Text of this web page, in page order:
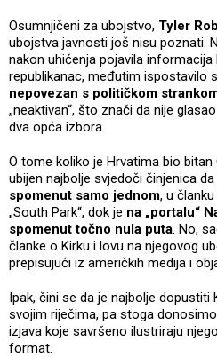
Osumnjičeni za ubojstvo, Tyler
ubojstva javnosti još nisu poznati.
nakon uhićenja pojavila
republikanac, međutim ispostavilo
nepovezan s političkom
„neaktivan“, što znači da nije
dva opća izbora.
O tome koliko je Hrvatima bio bitan
ubijen najbolje svjedoči činjenica da
spomenut samo jednom, u
„South Park“, dok je na „portalu“
spomenut točno nula puta. No,
članke o Kirku i lovu na njegovog
prepisujući iz američkih medija i
Ipak, čini se da je najbolje dopustiti
svojim riječima, pa stoga
izjava koje savršeno ilustriraju
format.